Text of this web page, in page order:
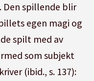
spillende blir
egen magi og
spilt med av
som subjekt
(ibid., s. 137):